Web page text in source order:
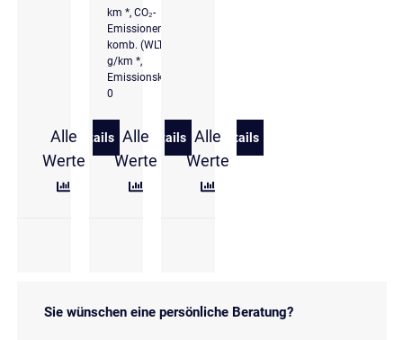
Alle
Werte
Details
zu Volkswagen ID.3 (E11/E12)(01.2023->2026) Pro
km *, CO₂-
Emissionen
komb. (WLTP): 0
g/km *,
Emissionsklasse
0
Alle
Werte
Details
zu Volkswagen ID.3 Pro 150 kW (204
Alle
Werte
Details
zu Volkswagen ID.3 Pro
Sie wünschen eine persönliche Beratung?